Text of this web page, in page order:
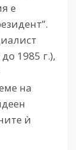
е
1985 г.),
на
ѝ